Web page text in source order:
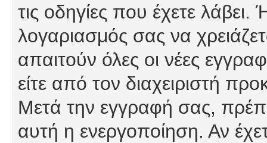
τις οδηγίες που έχετε λάβει.
λογαριασμός σας να
απαιτούν όλες οι νέες
είτε από τον διαχειριστή
Μετά την εγγραφή σας,
αυτή η ενεργοποίηση. Αν